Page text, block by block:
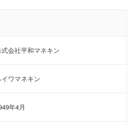
会社平和マネキン
ワマネキン
年4月